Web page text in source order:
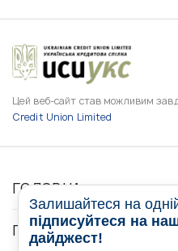
Цей веб-сайт став можливим
Credit Union Limited
ГОЛОВНА
ПРО НАС
Залишайтеся на
підписуйтеся на
дайджест!